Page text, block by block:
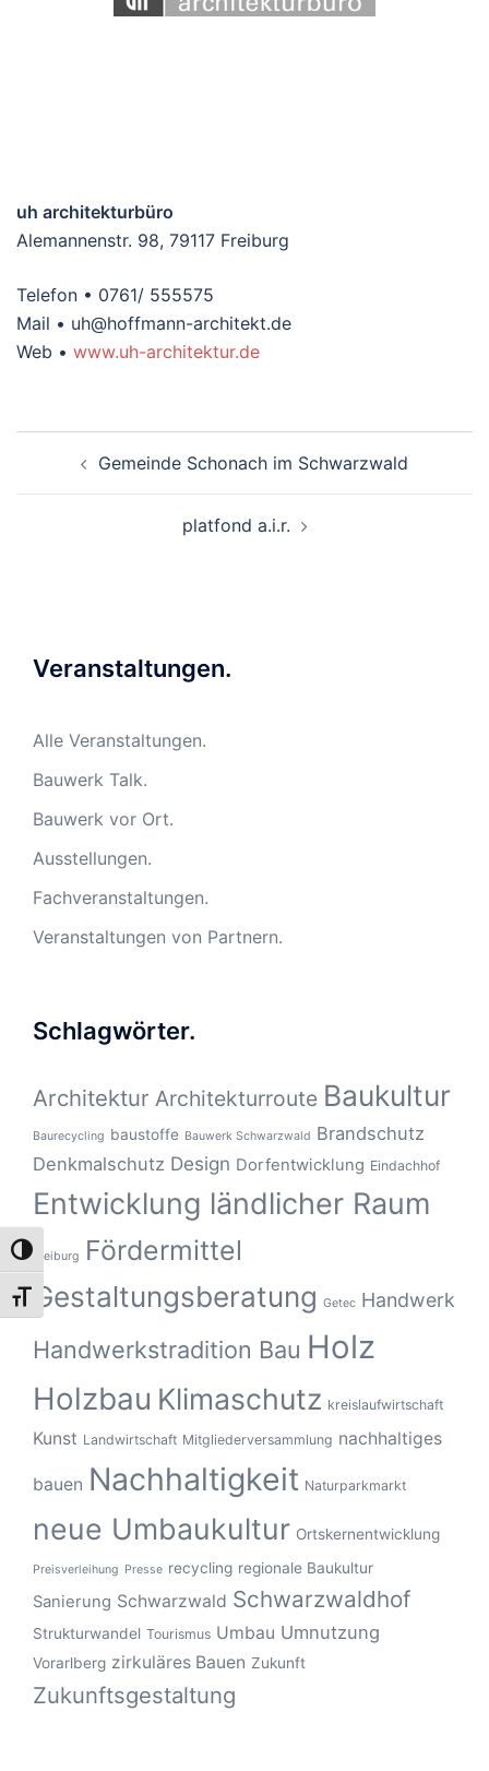
UMSCHALTEN AUF HOHE KONTRASTE
SCHRIFT VERGRÖSSERN
uh architekturbüro
Alemannenstr. 98, 79117 Freiburg
Telefon • 0761/ 555575
Mail • uh@hoffmann-architekt.de
Web • www.uh-architektur.de
Gemeinde Schonach im Schwarzwald
platfond a.i.r.
Veranstaltungen.
Alle Veranstaltungen.
Bauwerk Talk.
Bauwerk vor Ort.
Ausstellungen.
Fachveranstaltungen.
Veranstaltungen von Partnern.
Schlagwörter.
Architektur Architekturroute Baukultur
Baurecycling baustoffe Bauwerk Schwarzwald Brandschutz
Denkmalschutz Design Dorfentwicklung Eindachhof
Entwicklung ländlicher Raum
Freiburg Fördermittel
Gestaltungsberatung Getec Handwerk
Handwerkstradition Bau Holz
Holzbau Klimaschutz kreislaufwirtschaft
Kunst Landwirtschaft Mitgliederversammlung nachhaltiges
bauen Nachhaltigkeit Naturparkmarkt
neue Umbaukultur Ortskernentwicklung
Preisverleihung Presse recycling regionale Baukultur
Sanierung Schwarzwald Schwarzwaldhof
Strukturwandel Tourismus Umbau Umnutzung
Vorarlberg zirkuläres Bauen Zukunft
Zukunftsgestaltung